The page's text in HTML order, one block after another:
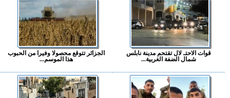
قوات الاحتـ لال تقتحم مدينة نابلس
شمال الضفة الغربية...
الجزائر تتوقع محصولا وفيرا من الحبوب
هذا الموسم...